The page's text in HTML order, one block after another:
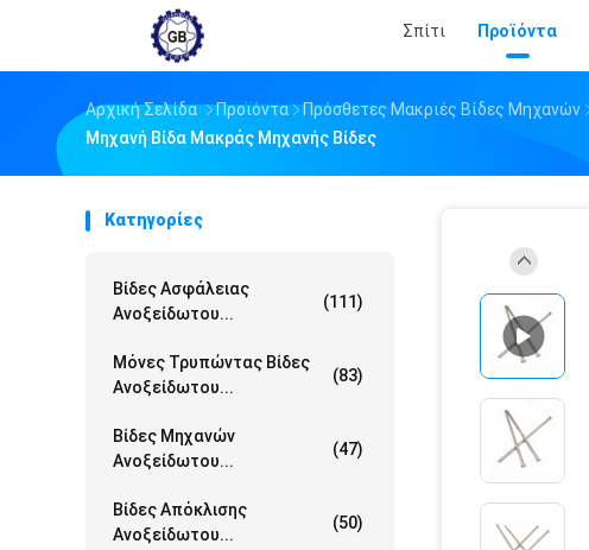
Σπίτι Προϊόντα
Αρχική Σελίδα Προϊόντα Πρόσθετες Μακριές Βίδες Μηχανών
Μηχανή Βίδα Μακράς Μηχανής Βίδες
Κατηγορίες
Βίδες Ασφάλειας
Ανοξείδωτου...
(111)
Μόνες Τρυπώντας Βίδες
Ανοξείδωτου...
(83)
Βίδες Μηχανών
Ανοξείδωτου...
(47)
Βίδες Απόκλισης
Ανοξείδωτου...
(50)